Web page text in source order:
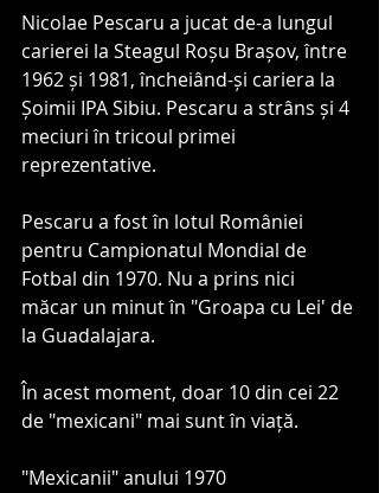
Nicolae Pescaru a jucat de-a lungul
carierei la Steagul Roșu Brașov, între
1962 și 1981, încheiând-și cariera la
Șoimii IPA Sibiu. Pescaru a strâns și 4
meciuri în tricoul primei
reprezentative.
Pescaru a fost în lotul României
pentru Campionatul Mondial de
Fotbal din 1970. Nu a prins nici
măcar un minut în "Groapa cu Lei' de
la Guadalajara.
În acest moment, doar 10 din cei 22
de "mexicani" mai sunt în viață.
"Mexicanii" anului 1970